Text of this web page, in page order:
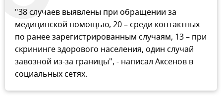
"38 случаев выявлены при обращении за
медицинской помощью, 20 – среди контактных
по ранее зарегистрированным случаям, 13 – при
скрининге здорового населения, один случай
завозной из-за границы", - написал Аксенов в
социальных сетях.